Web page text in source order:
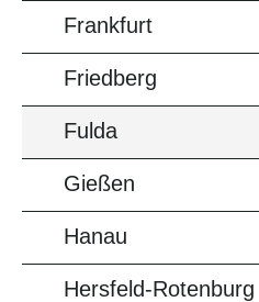
Frankfurt
Friedberg
Fulda
Gießen
Hanau
Hersfeld-Rotenburg